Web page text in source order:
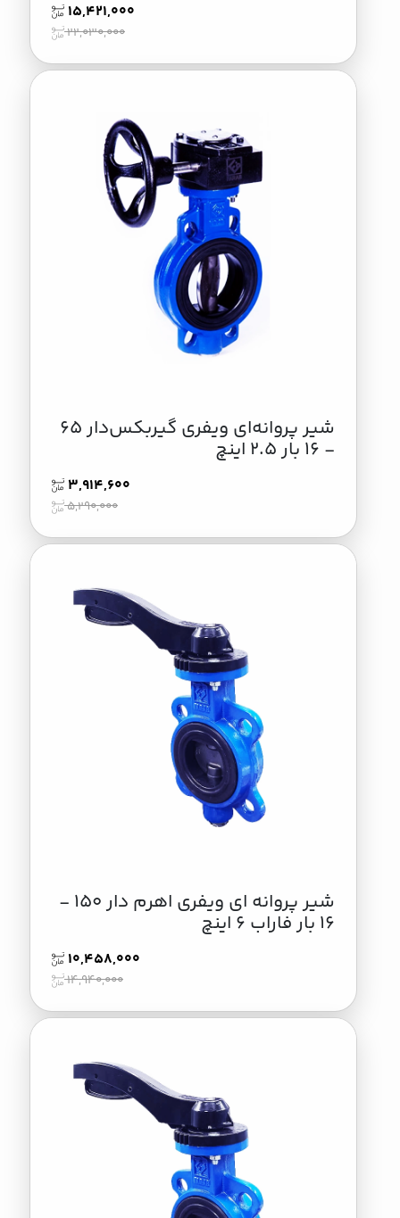
15,421,000
22,030,000
شير پروانه‌اي ويفري گيربكس‌دار 65
- 16 بار 2.5 اینچ
3,914,600
5,290,000
شير پروانه اي ويفري اهرم دار 150 -
16 بار فاراب 6 اینچ
10,458,000
14,940,000